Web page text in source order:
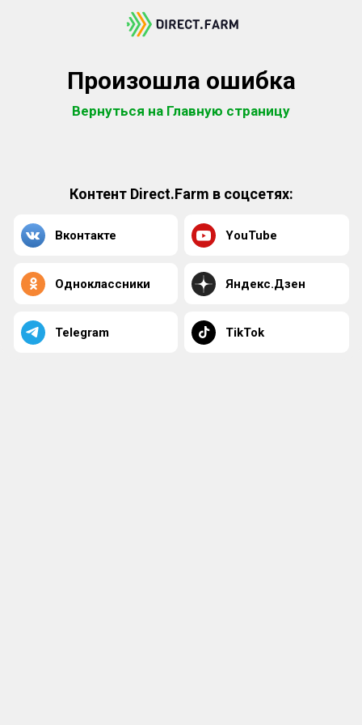
Произошла ошибка
Вернуться на Главную страницу
Контент Direct.Farm в соцсетях:
Вконтакте YouTube
Одноклассники Яндекс.Дзен
Telegram TikTok